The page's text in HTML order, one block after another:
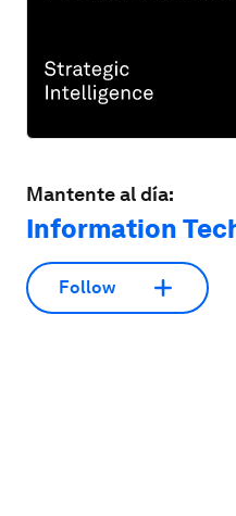
Mantente al día:
Information
Follow